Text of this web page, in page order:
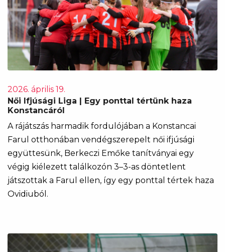
2026. április 19.
Női Ifjúsági Liga | Egy ponttal tértünk haza
Konstancáról
A rájátszás harmadik fordulójában a Konstancai
Farul otthonában vendégszerepelt női ifjúsági
együttesünk, Berkeczi Emőke tanítványai egy
végig kiélezett találkozón 3–3-as döntetlent
játszottak a Farul ellen, így egy ponttal tértek haza
Ovidiuból.